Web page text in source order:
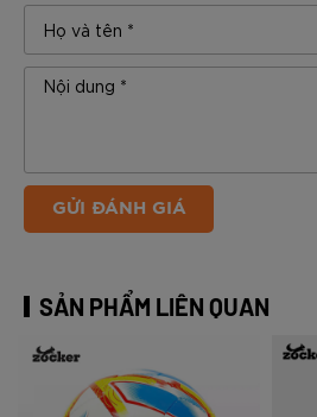
GỬI ĐÁNH GIÁ
SẢN PHẨM LIÊN QUAN